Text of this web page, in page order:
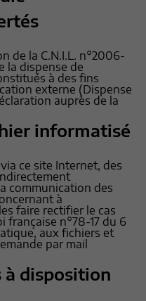
de la C.N.I.L. n°2006-
la dispense de
à des fins
externe (Dispense
auprès de la
informatisé
ce site Internet, des
communication des
à
faire rectifier le cas
française n°78-17 du 6
aux fichiers et
par mail
disposition